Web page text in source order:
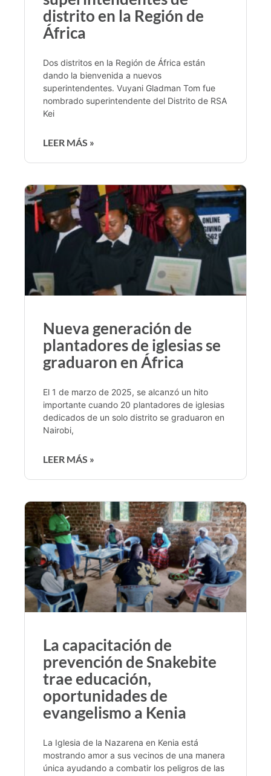
distrito en la Región de
África
Dos distritos en la Región de África están
dando la bienvenida a nuevos
superintendentes. Vuyani Gladman Tom fue
nombrado superintendente del Distrito de RSA
Kei
LEER MÁS »
Nueva generación de
plantadores de iglesias se
graduaron en África
El 1 de marzo de 2025, se alcanzó un hito
importante cuando 20 plantadores de iglesias
dedicados de un solo distrito se graduaron en
Nairobi,
LEER MÁS »
La capacitación de
prevención de Snakebite
trae educación,
oportunidades de
evangelismo a Kenia
La Iglesia de la Nazarena en Kenia está
mostrando amor a sus vecinos de una manera
única ayudando a combatir los peligros de las